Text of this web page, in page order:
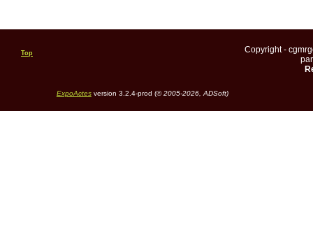
Top
Copyright -
ExpoActesversion 3.2.4-prod (©2005-2026, ADSoft)